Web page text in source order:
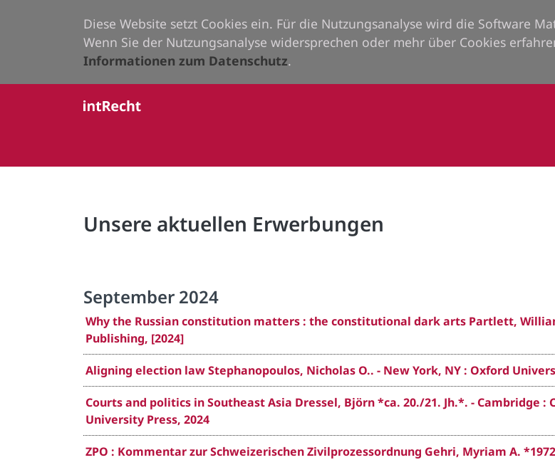
Diese Website setzt Cookies ein. Für die Nutzungsanalyse wird die Software
Wenn Sie der Nutzungsanalyse widersprechen oder mehr über Cookies
Informationen zum Datenschutz.
Unsere aktuellen Erwerbungen
September 2024
Why the Russian constitution matters : the constitutional dark arts Partlett,
Publishing, [2024]
Aligning election law Stephanopoulos, Nicholas O.. - New York, NY : Oxford
Courts and politics in Southeast Asia Dressel, Björn *ca. 20./21. Jh.*. - Cambridge :
University Press, 2024
ZPO : Kommentar zur Schweizerischen Zivilprozessordnung Gehri, Myriam A.